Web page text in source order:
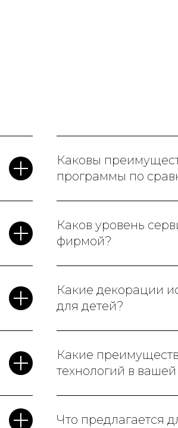
Каковы
программы по
Каков уровень
фирмой?
Какие декорации
для детей?
Какие
технологий в
Что предлагается